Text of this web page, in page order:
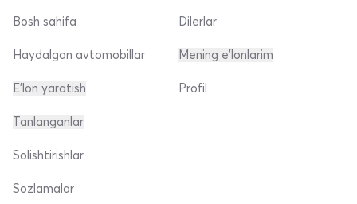
Bosh sahifa
Haydalgan avtomobillar
E'lon yaratish
Dilerlar
Mening e'lonlarim
Profil
Tanlanganlar
Solishtirishlar
Sozlamalar